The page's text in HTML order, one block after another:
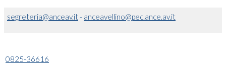
segreteria@anceav.it- anceavellino@pec.ance.av.it
0825-36616